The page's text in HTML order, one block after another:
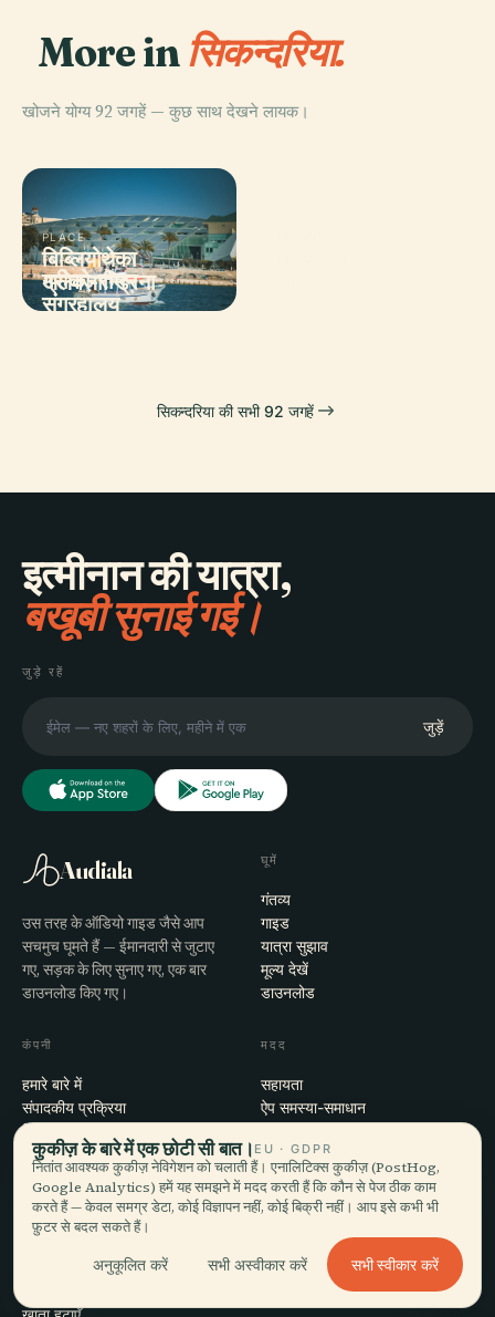
More inसिकन्दरिया.
खोजने योग्य 92 जगहें — कुछ साथ देखने लायक।
PLACE
बिब्लियोथेका
अलेक्ज़ान्ड्रिना
PLACE
ग्रीको-रोमन
संग्रहालय
सिकन्दरिया की सभी 92 जगहें
इत्मीनान की यात्रा,
बखूबी सुनाई गई।
जुड़े रहें
जुड़ें
Audiala
उस तरह के ऑडियो गाइड जैसे आप
सचमुच घूमते हैं — ईमानदारी से जुटाए
गए, सड़क के लिए सुनाए गए, एक बार
डाउनलोड किए गए।
घूमें
गंतव्य
गाइड
यात्रा सुझाव
मूल्य देखें
डाउनलोड
कंपनी
हमारे बारे में
संपादकीय प्रक्रिया
मिशन
मदद
सहायता
ऐप समस्या-समाधान
हमारे साथ साझेदारी करें
कानूनी
कुकीज़ के बारे में एक छोटी सी बात। EU · GDPR
नितांत आवश्यक कुकीज़ नेविगेशन को चलाती हैं। एनालिटिक्स कुकीज़ (PostHog,
Google Analytics) हमें यह समझने में मदद करती हैं कि कौन से पेज ठीक काम
करते हैं — केवल समग्र डेटा, कोई विज्ञापन नहीं, कोई बिक्री नहीं। आप इसे कभी भी
फ़ुटर से बदल सकते हैं।
अनुकूलित करें सभी अस्वीकार करें सभी स्वीकार करें